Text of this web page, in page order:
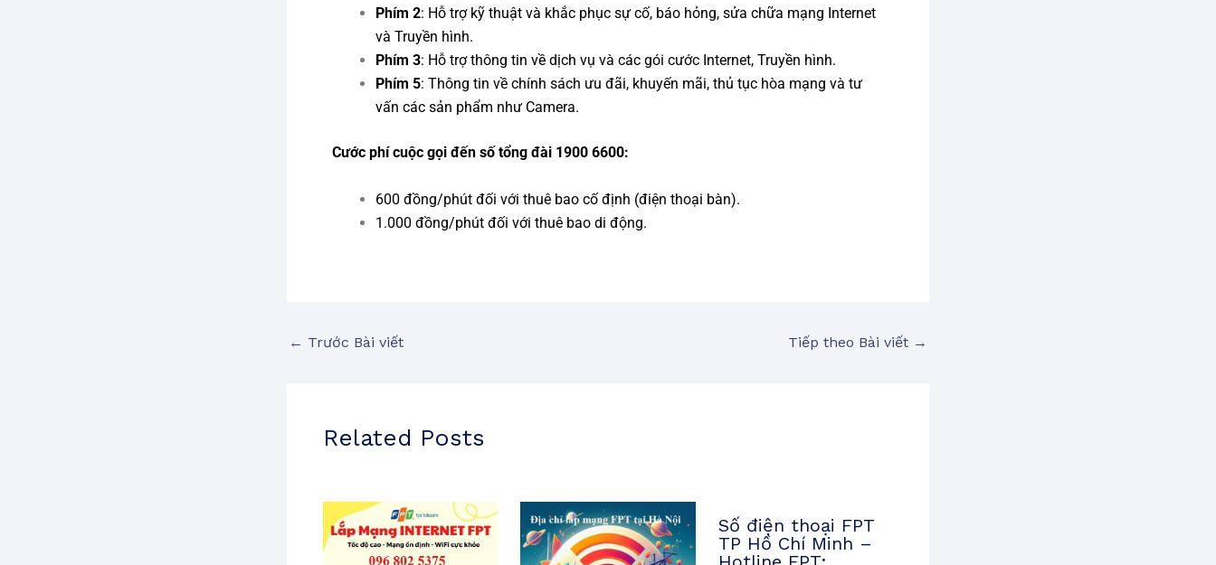
Phím 2: Hỗ trợ kỹ thuật và khắc phục sự cố, báo hỏng, sửa chữa mạng Internet
và Truyền hình.
Phím 3: Hỗ trợ thông tin về dịch vụ và các gói cước Internet, Truyền hình.
Phím 5: Thông tin về chính sách ưu đãi, khuyến mãi, thủ tục hòa mạng và tư
vấn các sản phẩm như Camera.
Cước phí cuộc gọi đến số tổng đài 1900 6600:
600 đồng/phút đối với thuê bao cố định (điện thoại bàn).
1.000 đồng/phút đối với thuê bao di động.
← Trước Bài viết Tiếp theo Bài viết →
Related Posts
Số điện thoại FPT
TP Hồ Chí Minh –